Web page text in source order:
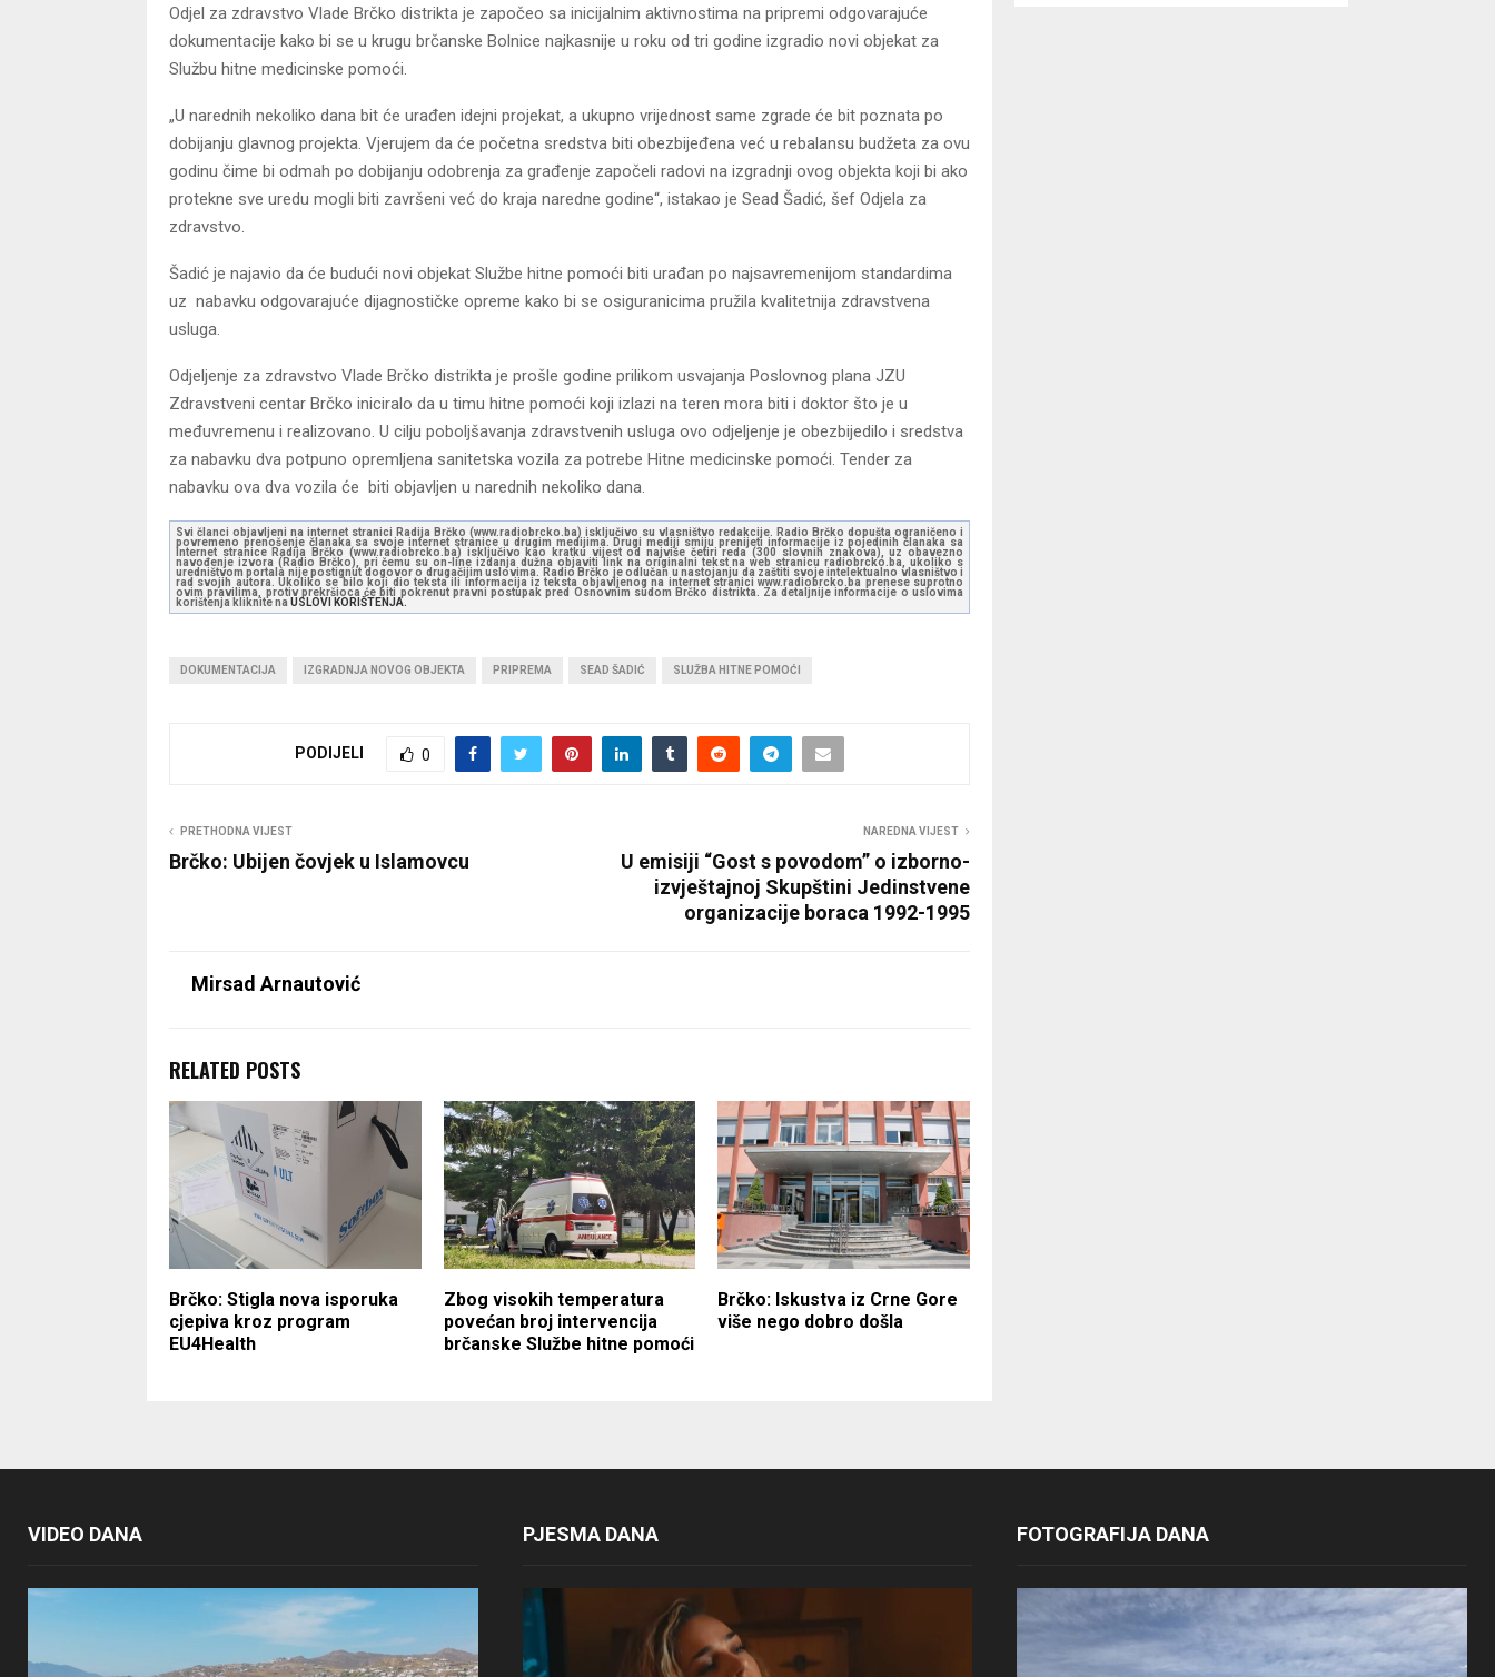
Odjel za zdravstvo Vlade Brčko distrikta je započeo sa inicijalnim aktivnostima na pripremi odgovarajuće
dokumentacije kako bi se u krugu brčanske Bolnice najkasnije u roku od tri godine izgradio novi objekat za
Službu hitne medicinske pomoći.
„U narednih nekoliko dana bit će urađen idejni projekat, a ukupno vrijednost same zgrade će bit poznata po
dobijanju glavnog projekta. Vjerujem da će početna sredstva biti obezbijeđena već u rebalansu budžeta za ovu
godinu čime bi odmah po dobijanju odobrenja za građenje započeli radovi na izgradnji ovog objekta koji bi ako
protekne sve uredu mogli biti završeni već do kraja naredne godine“, istakao je Sead Šadić, šef Odjela za
zdravstvo.
Šadić je najavio da će budući novi objekat Službe hitne pomoći biti urađan po najsavremenijom standardima
uz nabavku odgovarajuće dijagnostičke opreme kako bi se osiguranicima pružila kvalitetnija zdravstvena
usluga.
Odjeljenje za zdravstvo Vlade Brčko distrikta je prošle godine prilikom usvajanja Poslovnog plana JZU
Zdravstveni centar Brčko iniciralo da u timu hitne pomoći koji izlazi na teren mora biti i doktor što je u
međuvremenu i realizovano. U cilju poboljšavanja zdravstvenih usluga ovo odjeljenje je obezbijedilo i sredstva
za nabavku dva potpuno opremljena sanitetska vozila za potrebe Hitne medicinske pomoći. Tender za
nabavku ova dva vozila će biti objavljen u narednih nekoliko dana.
Svi članci objavljeni na internet stranici Radija Brčko (www.radiobrcko.ba) isključivo su vlasništvo redakcije. Radio Brčko dopušta ograničeno i
povremeno prenošenje članaka sa svoje internet stranice u drugim medijima. Drugi mediji smiju prenijeti informacije iz pojedinih članaka sa
Internet stranice Radija Brčko (www.radiobrcko.ba) isključivo kao kratku vijest od najviše četiri reda (300 slovnih znakova), uz obavezno
navođenje izvora (Radio Brčko), pri čemu su on-line izdanja dužna objaviti link na originalni tekst na web stranicu radiobrcko.ba, ukoliko s
uredništvom portala nije postignut dogovor o drugačijim uslovima. Radio Brčko je odlučan u nastojanju da zaštiti svoje intelektualno vlasništvo i
rad svojih autora. Ukoliko se bilo koji dio teksta ili informacija iz teksta objavljenog na internet stranici www.radiobrcko.ba prenese suprotno
ovim pravilima, protiv prekršioca će biti pokrenut pravni postupak pred Osnovnim sudom Brčko distrikta. Za detaljnije informacije o uslovima
korištenja kliknite na USLOVI KORIŠTENJA.
DOKUMENTACIJA IZGRADNJA NOVOG OBJEKTA PRIPREMA SEAD ŠADIĆ SLUŽBA HITNE POMOĆI
PODIJELI 0
PRETHODNA VIJEST
Brčko: Ubijen čovjek u Islamovcu
NAREDNA VIJEST
U emisiji “Gost s povodom” o izborno-
izvještajnoj Skupštini Jedinstvene
organizacije boraca 1992-1995
Mirsad Arnautović
RELATED POSTS
Brčko: Stigla nova isporuka
cjepiva kroz program
EU4Health
Zbog visokih temperatura
povećan broj intervencija
brčanske Službe hitne pomoći
Brčko: Iskustva iz Crne Gore
više nego dobro došla
VIDEO DANA PJESMA DANA FOTOGRAFIJA DANA